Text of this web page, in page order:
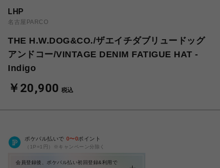
LHP
名古屋PARCO
THE H.W.DOG&CO./ザエイチダブリュードッグ
アンドコー/VINTAGE DENIM FATIGUE HAT -
Indigo
￥20,900 税込
ポケパル払いで 0〜0ポイント
（1P=1円）※キャンペーン分除く
会員登録後、ポケパル払い初回登録&利用で